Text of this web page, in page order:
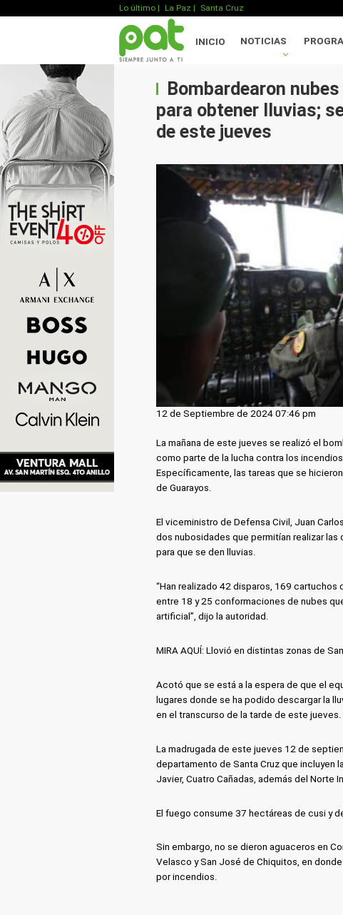
Lo último | La Paz | Santa Cruz
INICIO NOTICIAS
Bombardearon
para obtener lluvias;
de este jueves
12 de Septiembre de 2024 07:46 pm
La mañana de este jueves se realizó el
como parte de la lucha contra los
Específicamente, las tareas que se
de Guarayos.
El viceministro de Defensa Civil, Juan
dos nubosidades que permitían realizar las
para que se den lluvias.
“Han realizado 42 disparos, 169
entre 18 y 25 conformaciones de nubes
artificial”, dijo la autoridad.
MIRA AQUÍ: Llovió en distintas zonas de
Acotó que se está a la espera de que el
lugares donde se ha podido descargar la
en el transcurso de la tarde de este jueves.
La madrugada de este jueves 12 de
departamento de Santa Cruz que incluyen
Javier, Cuatro Cañadas, además del Norte
El fuego consume 37 hectáreas de cusi y
Sin embargo, no se dieron aguaceros en
Velasco y San José de Chiquitos, en
por incendios.